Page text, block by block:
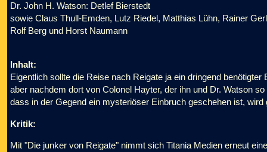
Dr. John H. Watson: Detlef Bierstedt
sowie Claus Thull-Emden, Lutz Riedel, Matthias Lühn, Rainer
Rolf Berg und Horst Naumann
Inhalt:
Eigentlich sollte die Reise nach Reigate ja ein dringend
aber nachdem dort von Colonel Hayter, der ihn und Dr. Watson
dass in der Gegend ein mysteriöser Einbruch geschehen ist,
Kritik:
Mit "Die junker von Reigate" nimmt sich Titania Medien erneut